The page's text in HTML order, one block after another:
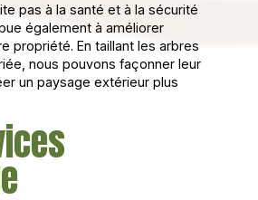
pas à la santé et à la sécurité
également à améliorer
propriété. En taillant les arbres
nous pouvons façonner leur
un paysage extérieur plus